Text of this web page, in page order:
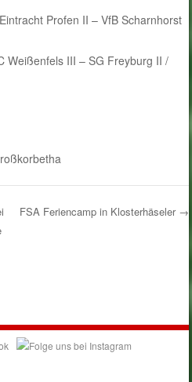
Profen II – VfB Scharnhorst
Weißenfels III – SG Freyburg II /
FSA Feriencamp in Klosterhäseler →